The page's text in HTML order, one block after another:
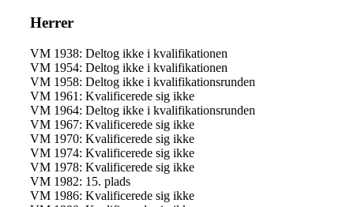
Herrer
VM 1938: Deltog ikke i kvalifikationen
VM 1954: Deltog ikke i kvalifikationen
VM 1958: Deltog ikke i kvalifikationsrunden
VM 1961: Kvalificerede sig ikke
VM 1964: Deltog ikke i kvalifikationsrunden
VM 1967: Kvalificerede sig ikke
VM 1970: Kvalificerede sig ikke
VM 1974: Kvalificerede sig ikke
VM 1978: Kvalificerede sig ikke
VM 1982: 15. plads
VM 1986: Kvalificerede sig ikke